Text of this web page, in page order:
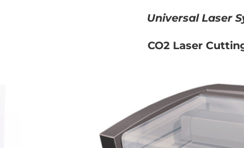
Universal Laser
CO2 Laser